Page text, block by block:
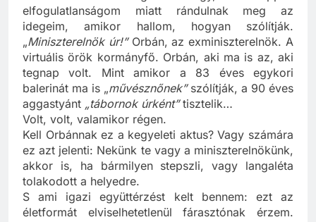
Rosszindulatúan huhogok? Dehogy, hiszen éppen
elfogulatlanságom miatt rándulnak meg az
idegeim, amikor hallom, hogyan szólítják.
„Miniszterelnök úr!”Orbán, az exminiszterelnök. A
virtuális örök kormányfő. Orbán, aki ma is az, aki
tegnap volt. Mint amikor a 83 éves egykori
balerinát ma is „művésznőnek”szólítják, a 90 éves
aggastyánt„tábornok úrként”
Volt, volt, valamikor régen.
Kell Orbánnak ez a kegyeleti aktus? Vagy számára
ez azt jelenti: Nekünk te vagy a miniszterelnökünk,
akkor is, ha bármilyen stepszli, vagy langaléta
tolakodott a helyedre.
S ami igazi együttérzést kelt bennem: ezt az